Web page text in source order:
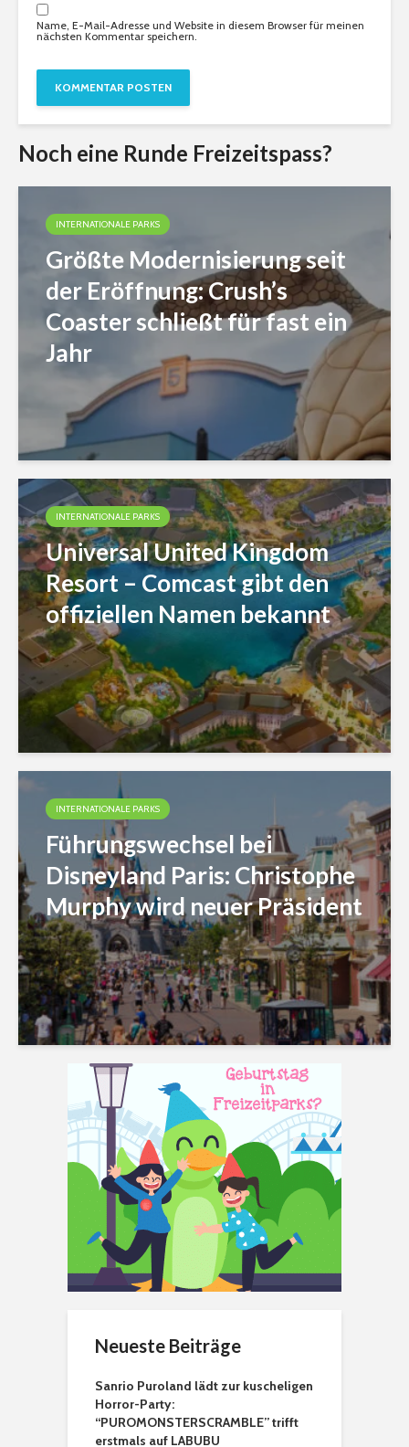
Name, E-Mail-Adresse und Website in diesem Browser für meinen
nächsten Kommentar speichern.
Noch eine Runde Freizeitspass?
INTERNATIONALE PARKS
Größte Modernisierung seit
der Eröffnung: Crush’s
Coaster schließt für fast ein
Jahr
INTERNATIONALE PARKS
Universal United Kingdom
Resort – Comcast gibt den
offiziellen Namen bekannt
INTERNATIONALE PARKS
Führungswechsel bei
Disneyland Paris: Christophe
Murphy wird neuer Präsident
Neueste Beiträge
Sanrio Puroland lädt zur kuscheligen
Horror-Party:
“PUROMONSTERSCRAMBLE” trifft
erstmals auf LABUBU